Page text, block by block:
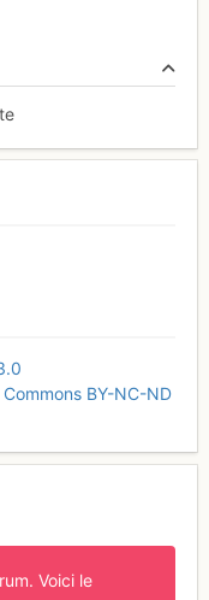
BY-NC-ND
Voici le